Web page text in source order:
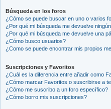
Búsqueda en los foros
¿Cómo se puede buscar en uno o varios
¿Por qué mi búsqueda me devuelve
¿Por qué mi búsqueda me devuelve una
¿Cómo busco usuarios?
¿Como se puede encontrar mis propios
Suscripciones y Favoritos
¿Cuál es la diferencia entre añadir como
¿Cómo marcar Favoritos o suscribirse a
¿Cómo me suscribo a un foro específico?
¿Cómo borro mis suscripciones?